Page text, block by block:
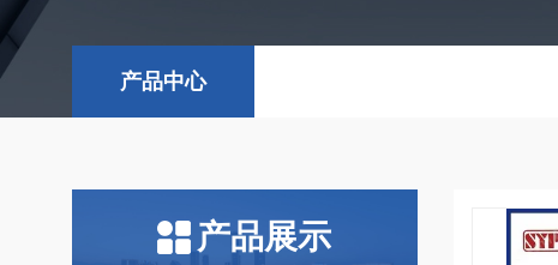
产品中心
产品展示